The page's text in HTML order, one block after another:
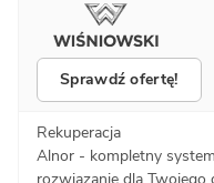
Sprawdź ofertę!
Rekuperacja
Alnor - kompletny